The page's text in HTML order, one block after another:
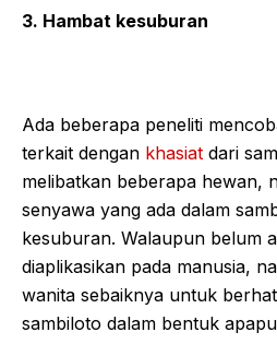
3. Hambat kesuburan
Ada beberapa peneliti
terkait dengan khasiat dari
melibatkan beberapa hewan,
senyawa yang ada dalam
kesuburan. Walaupun belum
diaplikasikan pada manusia,
wanita sebaiknya untuk
sambiloto dalam bentuk